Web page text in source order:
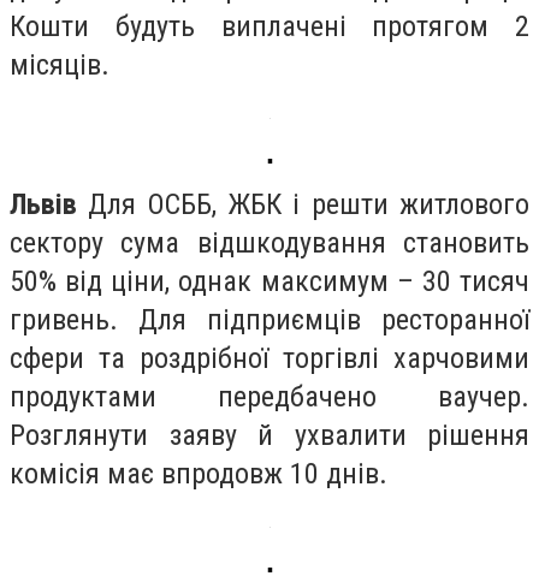
Кошти будуть виплачені протягом 2
місяців.
▪️
Львів Для ОСББ, ЖБК і решти житлового
сектору сума відшкодування становить
50% від ціни, однак максимум – 30 тисяч
гривень. Для підприємців ресторанної
сфери та роздрібної торгівлі харчовими
продуктами передбачено ваучер.
Розглянути заяву й ухвалити рішення
комісія має впродовж 10 днів.
▪️